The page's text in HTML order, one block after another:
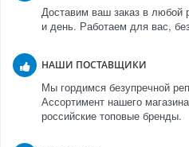
Доставим ваш заказ в любой
и день. Работаем для вас,
НАШИ ПОСТАВЩИКИ
Мы гордимся безупречной
Ассортимент нашего
российские топовые бренды.